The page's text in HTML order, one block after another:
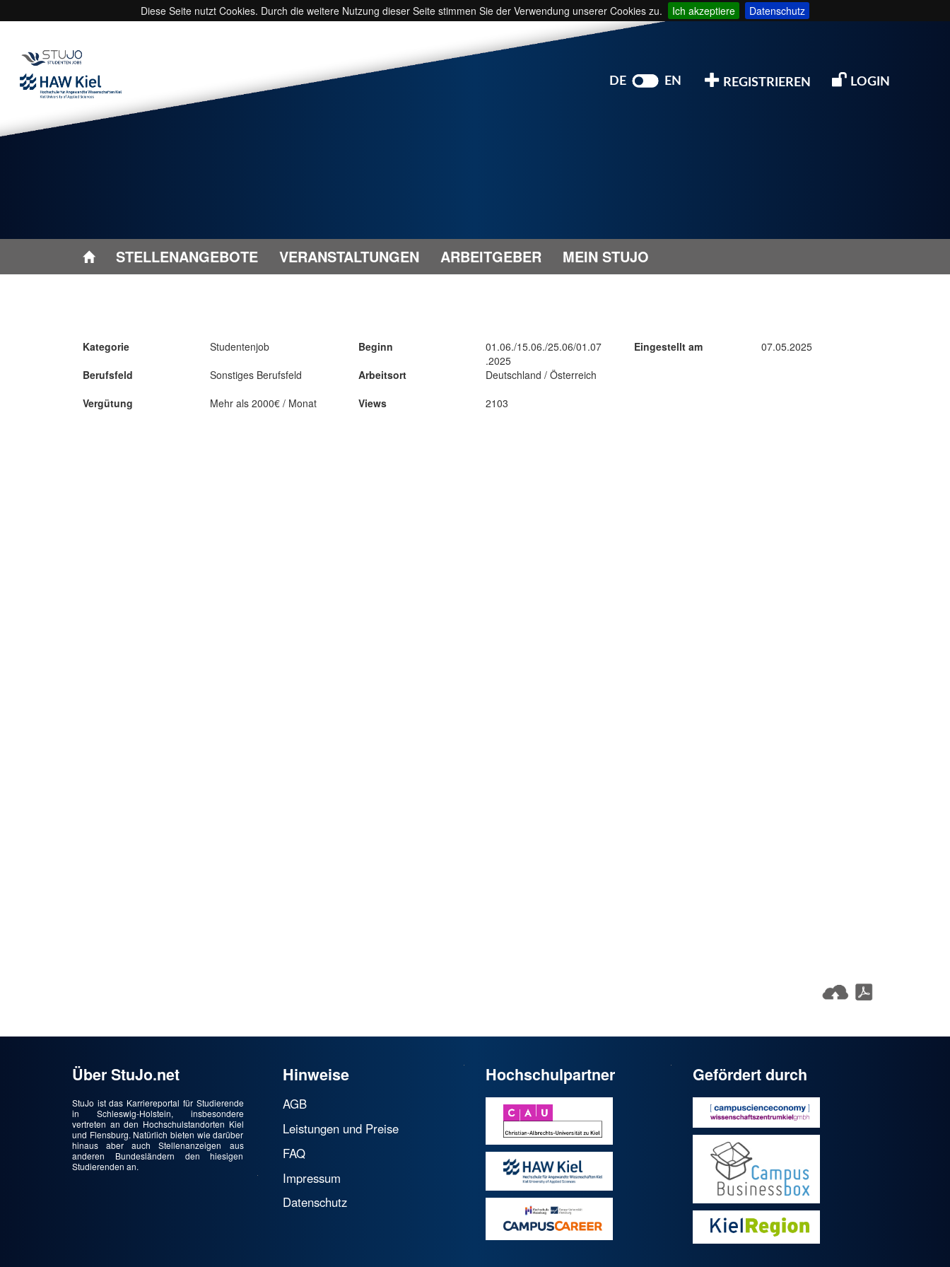
Diese Seite nutzt Cookies. Durch die weitere Nutzung dieser Seite stimmen Sie der Verwendung unserer Cookies zu. Ich akzeptiere Datenschutz
DE EN REGISTRIEREN LOGIN
STELLENANGEBOTE VERANSTALTUNGEN ARBEITGEBER MEIN STUJO
Kategorie
Berufsfeld
Vergütung
Studentenjob
Sonstiges Berufsfeld
Mehr als 2000€ / Monat
Beginn
Arbeitsort
Views
01.06./15.06./25.06/01.07
.2025
Deutschland / Österreich
2103
Eingestellt am 07.05.2025
Über StuJo.net
StuJo ist das Karriereportal für Studierende
in Schleswig-Holstein, insbesondere
vertreten an den Hochschulstandorten Kiel
und Flensburg. Natürlich bieten wie darüber
hinaus aber auch Stellenanzeigen aus
anderen Bundesländern den hiesigen
Studierenden an.
Hinweise
AGB
Leistungen und Preise
FAQ
Impressum
Datenschutz
Hochschulpartner Gefördert durch